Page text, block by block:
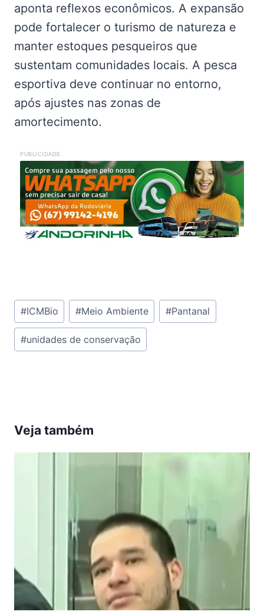
aponta reflexos econômicos. A expansão
pode fortalecer o turismo de natureza e
manter estoques pesqueiros que
sustentam comunidades locais. A pesca
esportiva deve continuar no entorno,
após ajustes nas zonas de
amortecimento.
PUBLICIDADE
Tags
do
Post:
#ICMBio #Meio Ambiente #Pantanal
#unidades de conservação
Veja também